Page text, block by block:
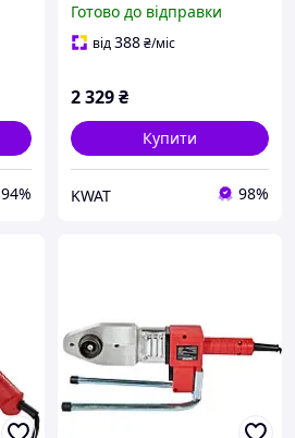
94%
°С 2 тени 6 насадок
металевий кейс
Готово до відправки
від388₴/міс
2 329₴
Купити
KWAT 98%